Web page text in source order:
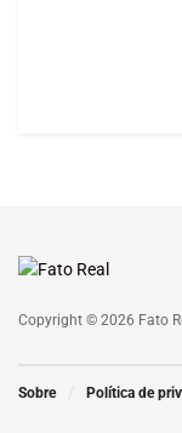
Copyright © 2026 Fato
Sobre Política de